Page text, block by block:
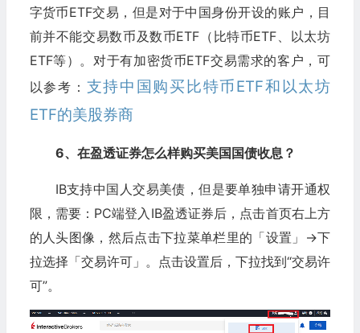
字货币ETF交易，但是对于中国身份开设的账户，目
前并不能交易数币及数币ETF（比特币ETF、以太坊
ETF等）。对于有加密货币ETF交易需求的客户，可
以参考： 支持中国购买比特币ETF和以太坊
ETF的美股券商
6、在盈透证券怎么样购买美国国债收息？
IB支持中国人交易美债，但是要单独申请开通权
限，需要：PC端登入IB盈透证券后，点击首页右上方
的人头图像，然后点击下拉菜单栏里的「设置」→下
拉选择「交易许可」。点击设置后，下拉找到“交易许
可”。